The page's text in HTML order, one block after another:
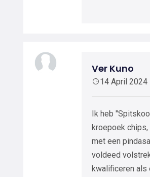
Ver Kuno
14 April 2024
Ik heb
kroepoek
met een
voldeed
kwalificeren als